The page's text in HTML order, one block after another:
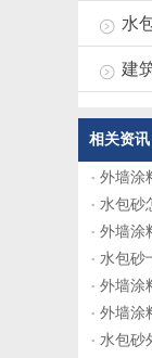
水
建
相关资讯
外墙涂
水包砂
外墙涂
水包砂
外墙涂
外墙涂
水包砂